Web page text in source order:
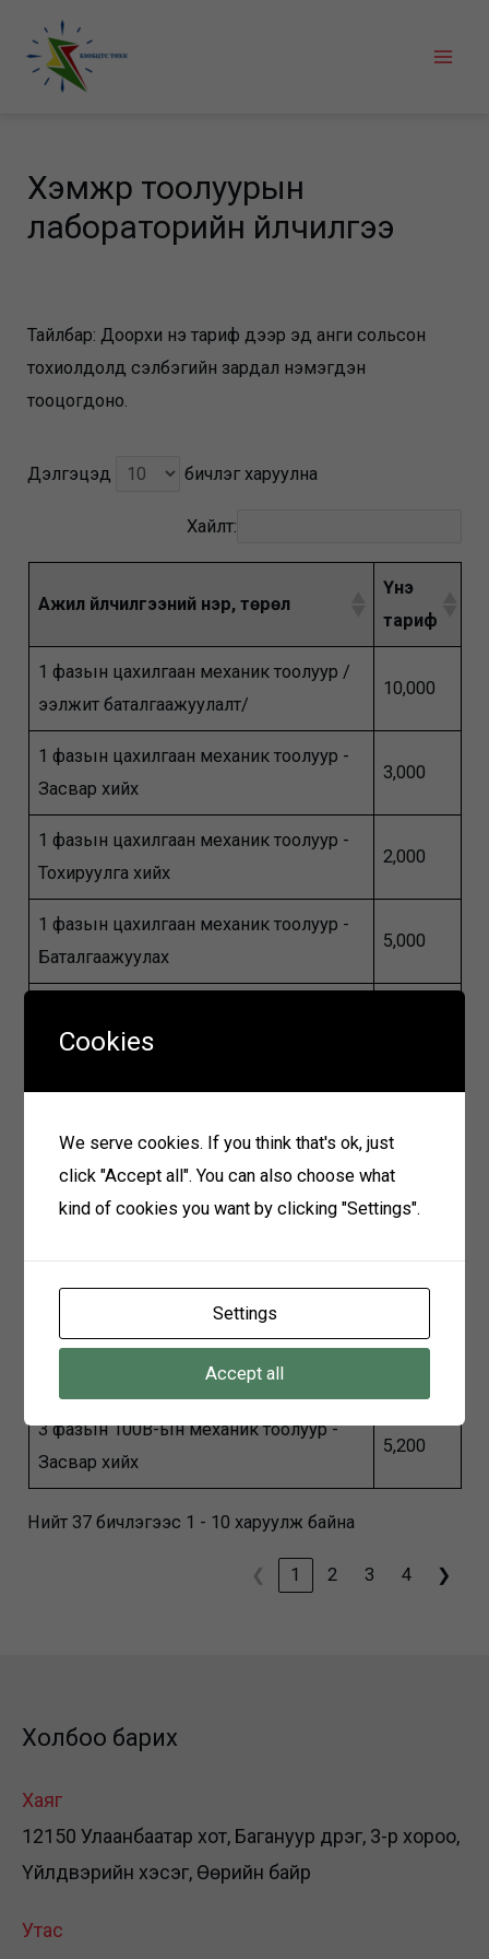
content
Хэмжүүр тоолуурын
лабораторийн үйлчилгээ
Тайлбар: Доорхи үнэ тариф дээр эд анги сольсон
тохиолдолд сэлбэгийн зардал нэмэгдэн
тооцогдоно.
Дэлгэцэд бичлэг харуулна
Хайлт:
Ажил үйлчилгээний нэр, төрөл
Үнэ
тариф
1 фазын цахилгаан механик тоолуур /
ээлжит баталгаажуулалт/
10,000
1 фазын цахилгаан механик тоолуур -
Засвар хийх
3,000
1 фазын цахилгаан механик тоолуур -
Тохируулга хийх
2,000
1 фазын цахилгаан механик тоолуур -
Баталгаажуулах
5,000
ээлжит баталгаажуулалт/
3 фазын цахилгаан механик тоолуур -
3 фазын цахилгаан механик тоолуур -
Тохируулга хийх
3 фазын цахилгаан механик тоолуур -
Баталгаажуулах
3 фазын 100В-ын механик тоолуур /
ээлжит баталгаажуулалт/
3 фазын 100В-ын механик тоолуур -
Засвар хийх
5,200
Нийт 37 бичлэгээс 1 - 10 харуулж байна
❮ 1 2 3 4 ❯
Холбоо барих
Хаяг
12150 Улаанбаатар хот, Багануур дүүрэг, 3-р хороо,
Үйлдвэрийн хэсэг, Өөрийн байр
Утас
Cookies
We serve cookies. If you think that's ok, just
click "Accept all". You can also choose what
kind of cookies you want by clicking "Settings".
Settings
Accept all